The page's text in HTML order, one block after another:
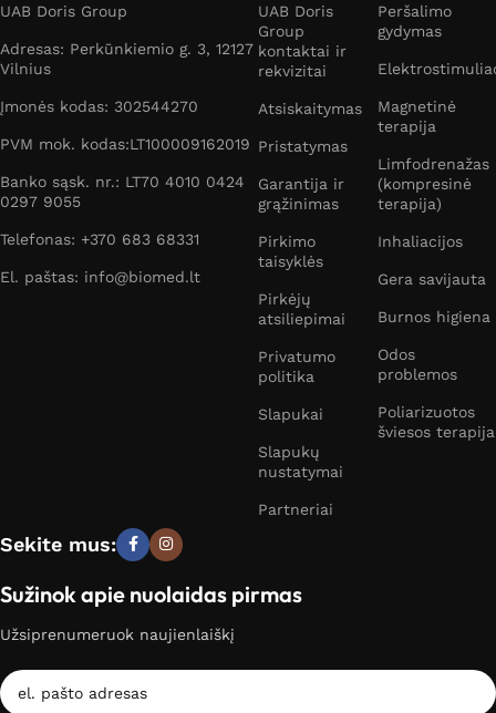
UAB Doris Group
Adresas: Perkūnkiemio g. 3, 12127
Vilnius
Įmonės kodas: 302544270
PVM mok. kodas:LT100009162019
Banko sąsk. nr.: LT70 4010 0424
0297 9055
Telefonas: +370 683 68331
El. paštas: info@biomed.lt
UAB Doris
Group
kontaktai ir
rekvizitai
Atsiskaitymas
Pristatymas
Garantija ir
grąžinimas
Pirkimo
taisyklės
Pirkėjų
atsiliepimai
Privatumo
politika
Slapukai
Slapukų
nustatymai
Partneriai
Peršalimo
gydymas
Magnetinė
terapija
Limfodrenažas
(kompresinė
terapija)
Inhaliacijos
Gera savijauta
Burnos higiena
Odos
problemos
Poliarizuotos
šviesos terapija
Sekite mus:
Sužinok apie nuolaidas pirmas
Užsiprenumeruok naujienlaiškį